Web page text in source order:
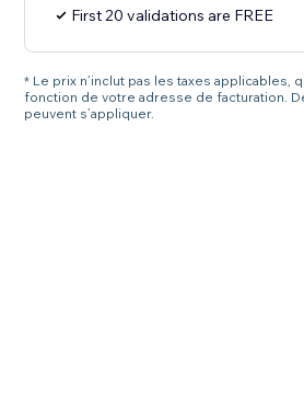
First 20 validations are FREE
* Le prix n’inclut pas les taxes applicables,
fonction de votre adresse de facturation.
peuvent s’appliquer.